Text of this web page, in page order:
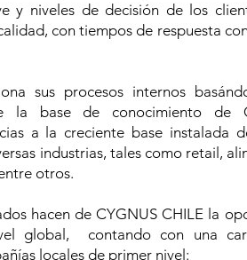
y niveles de decisión de los
con tiempos de respuesta
sus procesos internos
la base de conocimiento de
a la creciente base
industrias, tales como retail,
otros.
hacen de CYGNUS CHILE la
global, contando con una
locales de primer nivel: